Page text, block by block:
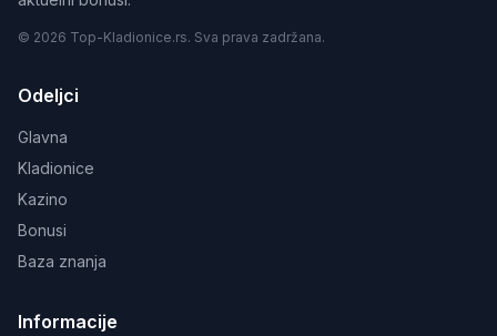
© 2026 Top-Kladionice.rs. Sva prava zadržana.
Odeljci
Glavna
Kladionice
Kazino
Bonusi
Baza znanja
Informacije